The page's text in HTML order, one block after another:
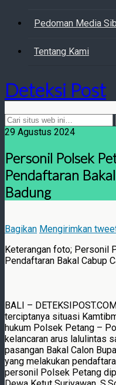
Pedoman Media
Tentang Kami
Deteksi Post
29 Agustus 2024
Personil Polsek
Pendaftaran
Badung
Bagikan Mengirimkan
Keterangan foto; Personil
Pendaftaran Bakal Cabup
BALI –
terciptanya situasi
hukum Polsek Petang –
kelancaran arus lalulintas
pasangan Bakal Calon
yang melakukan
personil Polsek Petang